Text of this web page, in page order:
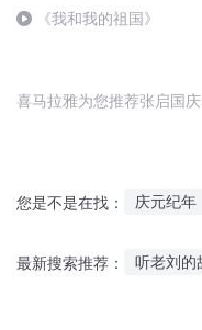
《我和我的祖国》
喜马拉雅为您推荐张启国
您是不是在找： 庆元纪年
最新搜索推荐： 听老刘的